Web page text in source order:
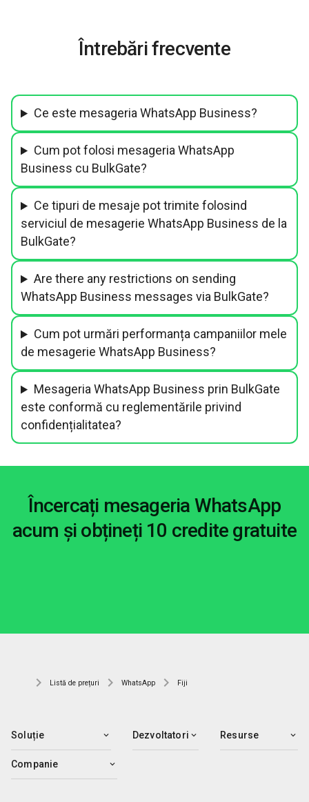
Întrebări frecvente
Ce este mesageria WhatsApp Business?
Cum pot folosi mesageria WhatsApp
Business cu BulkGate?
Ce tipuri de mesaje pot trimite folosind
serviciul de mesagerie WhatsApp Business de la
BulkGate?
Are there any restrictions on sending
WhatsApp Business messages via BulkGate?
Cum pot urmări performanța campaniilor mele
de mesagerie WhatsApp Business?
Mesageria WhatsApp Business prin BulkGate
este conformă cu reglementările privind
confidențialitatea?
Încercați mesageria WhatsApp
acum și obțineți 10 credite gratuite
Listă de prețuri WhatsApp Fiji
Soluție Dezvoltatori Resurse
Companie